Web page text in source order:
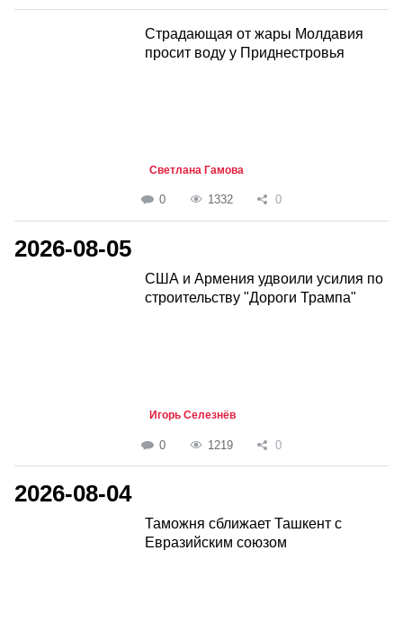
Страдающая от жары Молдавия
просит воду у Приднестровья
Светлана Гамова
0 1332 0
2026-08-05
США и Армения удвоили усилия по
строительству "Дороги Трампа"
Игорь Селезнёв
0 1219 0
2026-08-04
Таможня сближает Ташкент с
Евразийским союзом